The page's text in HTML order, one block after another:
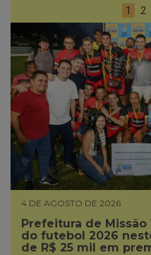
1 2
4 DE AGOSTO DE 2026
Prefeitura de
do futebol 2026
de R$ 25 mil em